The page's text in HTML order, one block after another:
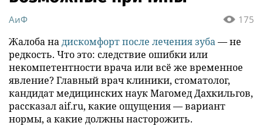
175
АиФ
Жалоба надискомфорт после лечения зуба— не
редкость. Что это: следствие ошибки или
некомпетентности врача или всё же временное
явление? Главный врач клиники, стоматолог,
кандидат медицинских наук Магомед Дахкильгов,
рассказал aif.ru, какие ощущения — вариант
нормы, а какие должны насторожить.